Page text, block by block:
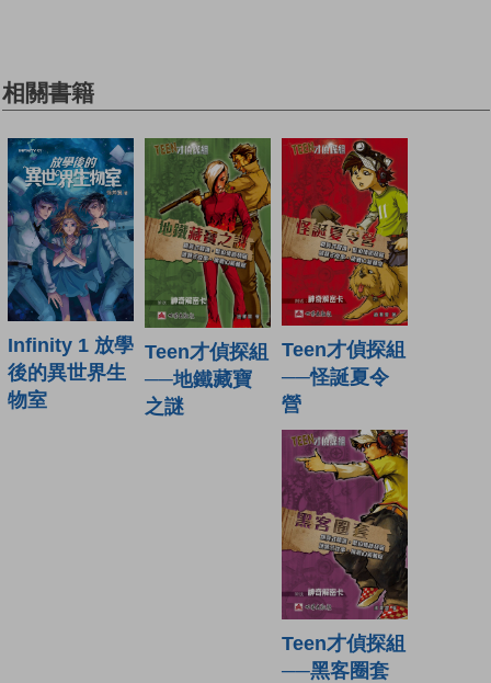
相關書籍
Infinity 1 放學
後的異世界生
物室
Teen才偵探組
──地鐵藏寶
之謎
Teen才偵探組
──怪誕夏令
營
Teen才偵探組
──黑客圈套